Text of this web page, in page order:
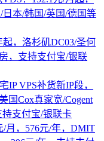
日本/韩国/英国/德国等
起，洛杉矶DC03/圣何
，支持支付宝/银联
IP VPS补货新IP段，
国Cox真家宽/Cogent
支付宝/银联卡
/月，576元/年，DMIT